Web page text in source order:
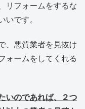
リフォームをするな
いです。
、悪質業者を見抜け
ォームをしてくれる
いのであれば、２つ